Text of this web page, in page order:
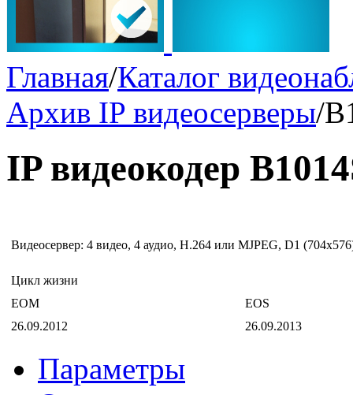
Главная/Каталог
Архив IP видеосерверы/
IP видеокодер
Видеосервер: 4 видео, 4 аудио, H.264 или MJPEG, D1
Цикл жизни
EOM
EOS
26.09.2012
26.09.2013
Параметры